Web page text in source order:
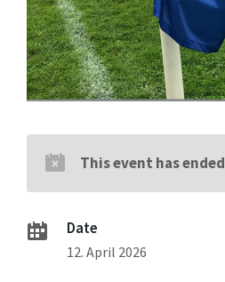
This event has ended
Date
12. April 2026